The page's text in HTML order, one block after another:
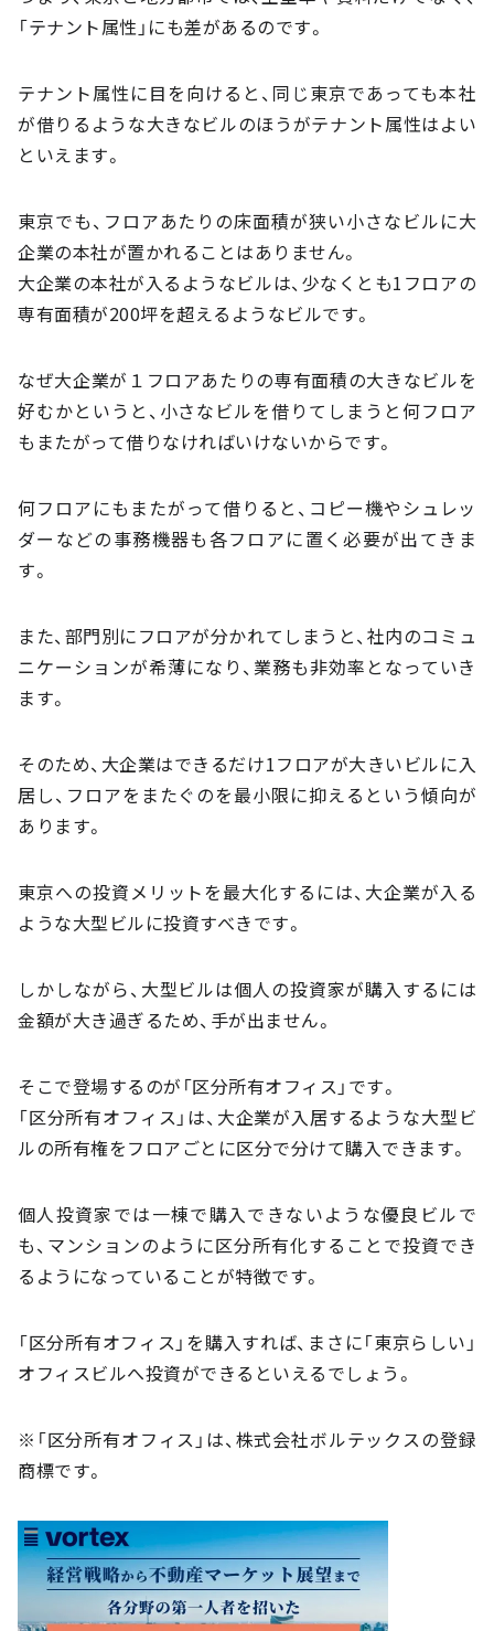
「テナント属性」にも差があるのです。
テナント属性に目を向けると、同じ東京であっても本社
が借りるような大きなビルのほうがテナント属性はよい
といえます。
東京でも、フロアあたりの床面積が狭い小さなビルに大
企業の本社が置かれることはありません。
大企業の本社が入るようなビルは、少なくとも1フロアの
専有面積が200坪を超えるようなビルです。
なぜ大企業が１フロアあたりの専有面積の大きなビルを
好むかというと、小さなビルを借りてしまうと何フロア
もまたがって借りなければいけないからです。
何フロアにもまたがって借りると、コピー機やシュレッ
ダーなどの事務機器も各フロアに置く必要が出てきま
す。
また、部門別にフロアが分かれてしまうと、社内のコミュ
ニケーションが希薄になり、業務も非効率となっていき
ます。
そのため、大企業はできるだけ1フロアが大きいビルに入
居し、フロアをまたぐのを最小限に抑えるという傾向が
あります。
東京への投資メリットを最大化するには、大企業が入る
ような大型ビルに投資すべきです。
しかしながら、大型ビルは個人の投資家が購入するには
金額が大き過ぎるため、手が出ません。
そこで登場するのが「区分所有オフィス」です。
「区分所有オフィス」は、大企業が入居するような大型ビ
ルの所有権をフロアごとに区分で分けて購入できます。
個人投資家では一棟で購入できないような優良ビルで
も、マンションのように区分所有化することで投資でき
るようになっていることが特徴です。
「区分所有オフィス」を購入すれば、まさに「東京らしい」
オフィスビルへ投資ができるといえるでしょう。
※「区分所有オフィス」は、株式会社ボルテックスの登録
商標です。